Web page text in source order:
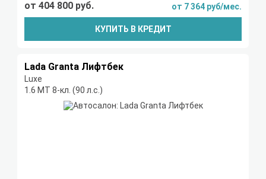
от 404 800 руб. от 7 364 руб/мес.
КУПИТЬ В КРЕДИТ
Lada Granta Лифтбек
Luxe
1.6 МТ 8-кл. (90 л.с.)